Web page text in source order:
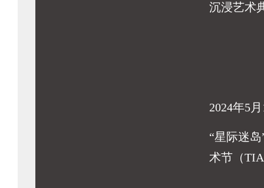
沉浸艺术
2024年5
“星际迷
术节（